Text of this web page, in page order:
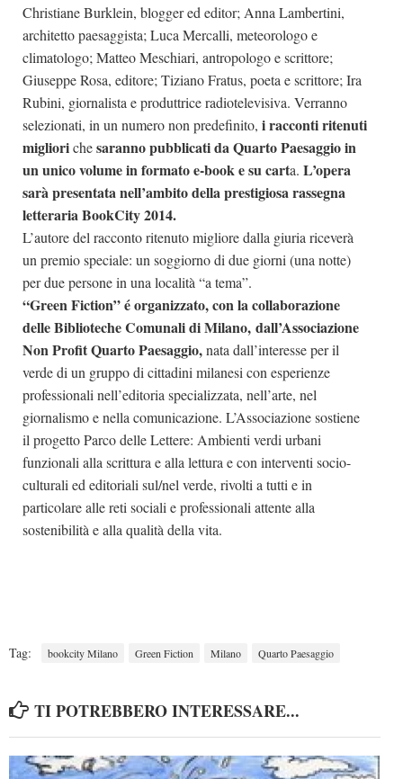
Christiane Burklein, blogger ed editor; Anna Lambertini,
architetto paesaggista; Luca Mercalli, meteorologo e
climatologo; Matteo Meschiari, antropologo e scrittore;
Giuseppe Rosa, editore; Tiziano Fratus, poeta e scrittore; Ira
Rubini, giornalista e produttrice radiotelevisiva. Verranno
selezionati, in un numero non predefinito, i racconti ritenuti
migliorichesaranno pubblicati da Quarto Paesaggio in
un unico volume in formato e-book e su carta. L’opera
sarà presentata nell’ambito della prestigiosa rassegna
letteraria BookCity 2014.
L’autore del racconto ritenuto migliore dalla giuria riceverà
un premio speciale: un soggiorno di due giorni (una notte)
per due persone in una località “a tema”.
“Green Fiction” é organizzato, con la collaborazione
delle Biblioteche Comunali di Milano, dall’Associazione
Non Profit Quarto Paesaggio,nata dall’interesse per il
verde di un gruppo di cittadini milanesi con esperienze
professionali nell’editoria specializzata, nell’arte, nel
giornalismo e nella comunicazione. L’Associazione sostiene
il progetto Parco delle Lettere: Ambienti verdi urbani
funzionali alla scrittura e alla lettura e con interventi socio-
culturali ed editoriali sul/nel verde, rivolti a tutti e in
particolare alle reti sociali e professionali attente alla
sostenibilità e alla qualità della vita.
Tag: bookcity Milano Green Fiction Milano Quarto Paesaggio
TI POTREBBERO INTERESSARE...